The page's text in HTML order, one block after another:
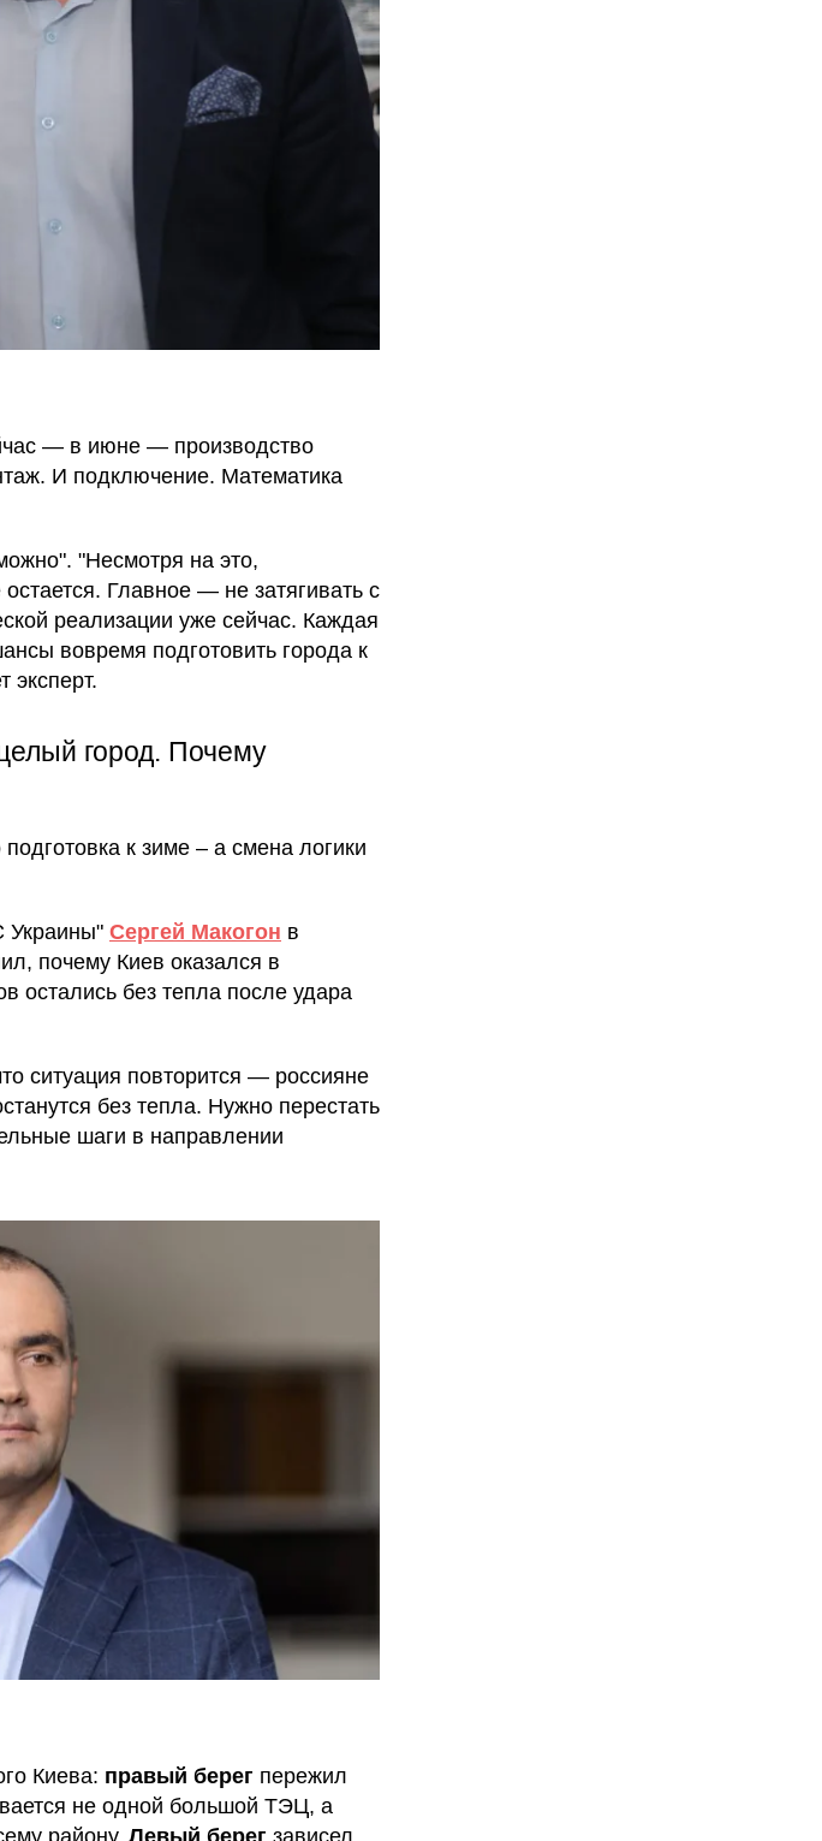
— в июне — производство
И подключение. Математика
"Несмотря на это,
Главное — не затягивать с
реализации уже сейчас. Каждая
вовремя подготовить города к
эксперт.
город. Почему
к зиме – а смена логики
Украины" Сергей Макогон в
почему Киев оказался в
остались без тепла после удара
ситуация повторится — россияне
без тепла. Нужно перестать
шаги в направлении
Киева: правый берег пережил
не одной большой ТЭЦ, а